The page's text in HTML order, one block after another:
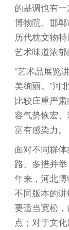
的基调也有
博物院、邯
历代枕文物特
艺术味道浓郁
“艺术品展览
美绚丽。”河
比较庄重严
容气势恢宏、
富有感染力。
面对不同群
路、多措并
年来，河北
不同版本的
要适当宽松
点；对于文